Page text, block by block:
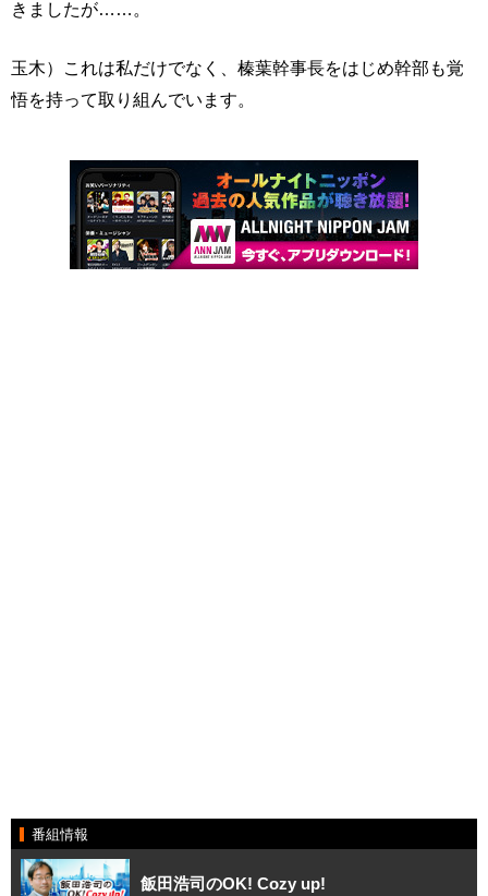
きましたが……。
玉木）これは私だけでなく、榛葉幹事長をはじめ幹部も覚
悟を持って取り組んでいます。
番組情報
飯田浩司のOK! Cozy up!